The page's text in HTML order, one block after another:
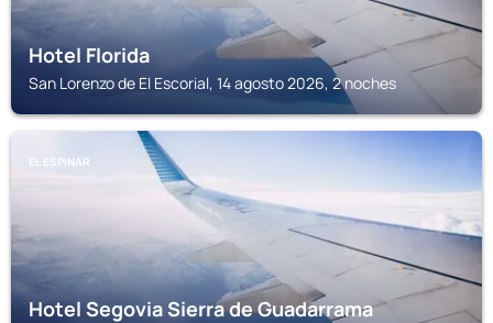
Hotel Florida
San Lorenzo de El Escorial, 14 agosto 2026, 2 noches
EL ESPINAR
Hotel Segovia Sierra de Guadarrama